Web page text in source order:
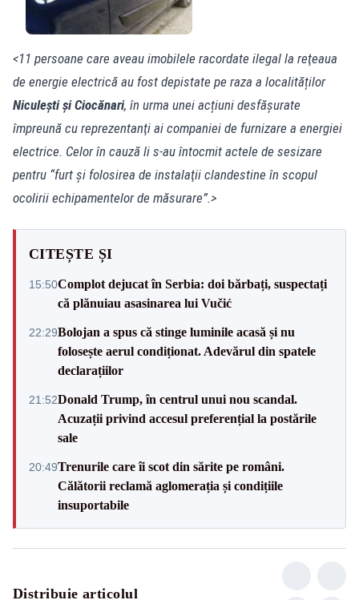
<11 persoane care aveau imobilele racordate ilegal la reţeaua
de energie electrică au fost depistate pe raza a localităților
Niculești și Ciocănari, în urma unei acțiuni desfășurate
împreună cu reprezentanţi ai companiei de furnizare a energiei
electrice. Celor în cauză li s-au întocmit actele de sesizare
pentru “furt și folosirea de instalaţii clandestine în scopul
ocolirii echipamentelor de măsurare”.>
CITEȘTE ȘI
15:50Complot dejucat în Serbia: doi bărbați, suspectați
că plănuiau asasinarea lui Vučić
22:29Bolojan a spus că stinge luminile acasă și nu
folosește aerul condiționat. Adevărul din spatele
declarațiilor
21:52Donald Trump, în centrul unui nou scandal.
Acuzații privind accesul preferențial la postările
sale
20:49Trenurile care îi scot din sărite pe români.
Călătorii reclamă aglomerația și condițiile
insuportabile
Distribuie articolul